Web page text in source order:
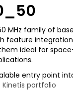
MHz family of
feature
ideal for
entry point
portfolio